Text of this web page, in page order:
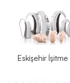
Eskişehir